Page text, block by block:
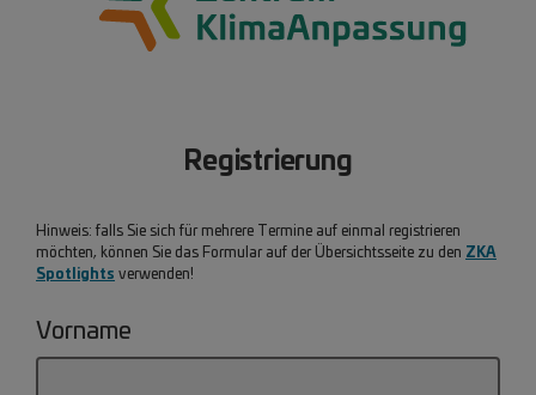
Registrierung
Hinweis: falls Sie sich für mehrere Termine auf einmal registrieren
möchten, können Sie das Formular auf der Übersichtsseite zu den ZKA
Spotlights verwenden!
Vorname